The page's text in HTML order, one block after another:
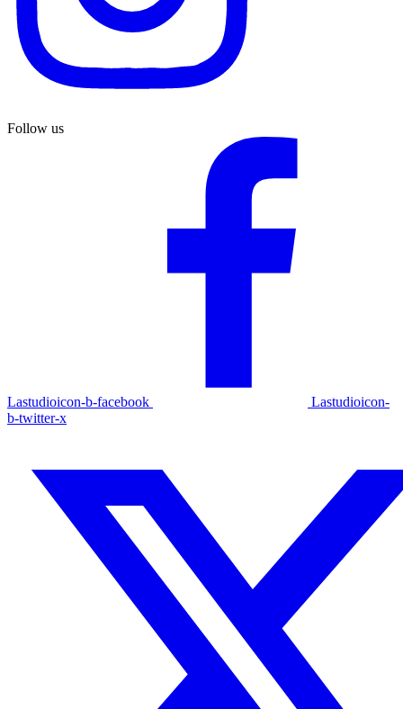
Follow us
Lastudioicon-b-facebook
Lastudioicon-
b-twitter-x